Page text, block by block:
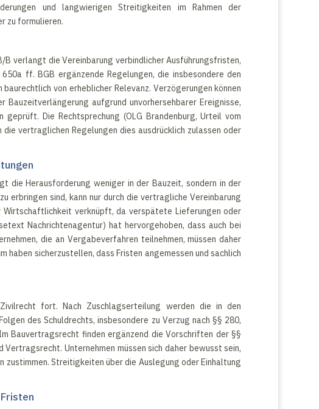
und langwierigen Streitigkeiten im Rahmen der
zu formulieren.
verlangt die Vereinbarung verbindlicher Ausführungsfristen,
ff. BGB ergänzende Regelungen, die insbesondere den
von erheblicher Relevanz. Verzögerungen können
aufgrund unvorhersehbarer Ereignisse,
Die Rechtsprechung (OLG Brandenburg, Urteil vom
vertraglichen Regelungen dies ausdrücklich zulassen oder
die Herausforderung weniger in der Bauzeit, sondern in der
sind, kann nur durch die vertragliche Vereinbarung
verknüpft, da verspätete Lieferungen oder
Nachrichtenagentur) hat hervorgehoben, dass auch bei
die an Vergabeverfahren teilnehmen, müssen daher
sicherzustellen, dass Fristen angemessen und sachlich
fort. Nach Zuschlagserteilung werden die in den
des Schuldrechts, insbesondere zu Verzug nach §§ 280,
Bauvertragsrecht finden ergänzend die Vorschriften der §§
Unternehmen müssen sich daher bewusst sein,
Streitigkeiten über die Auslegung oder Einhaltung